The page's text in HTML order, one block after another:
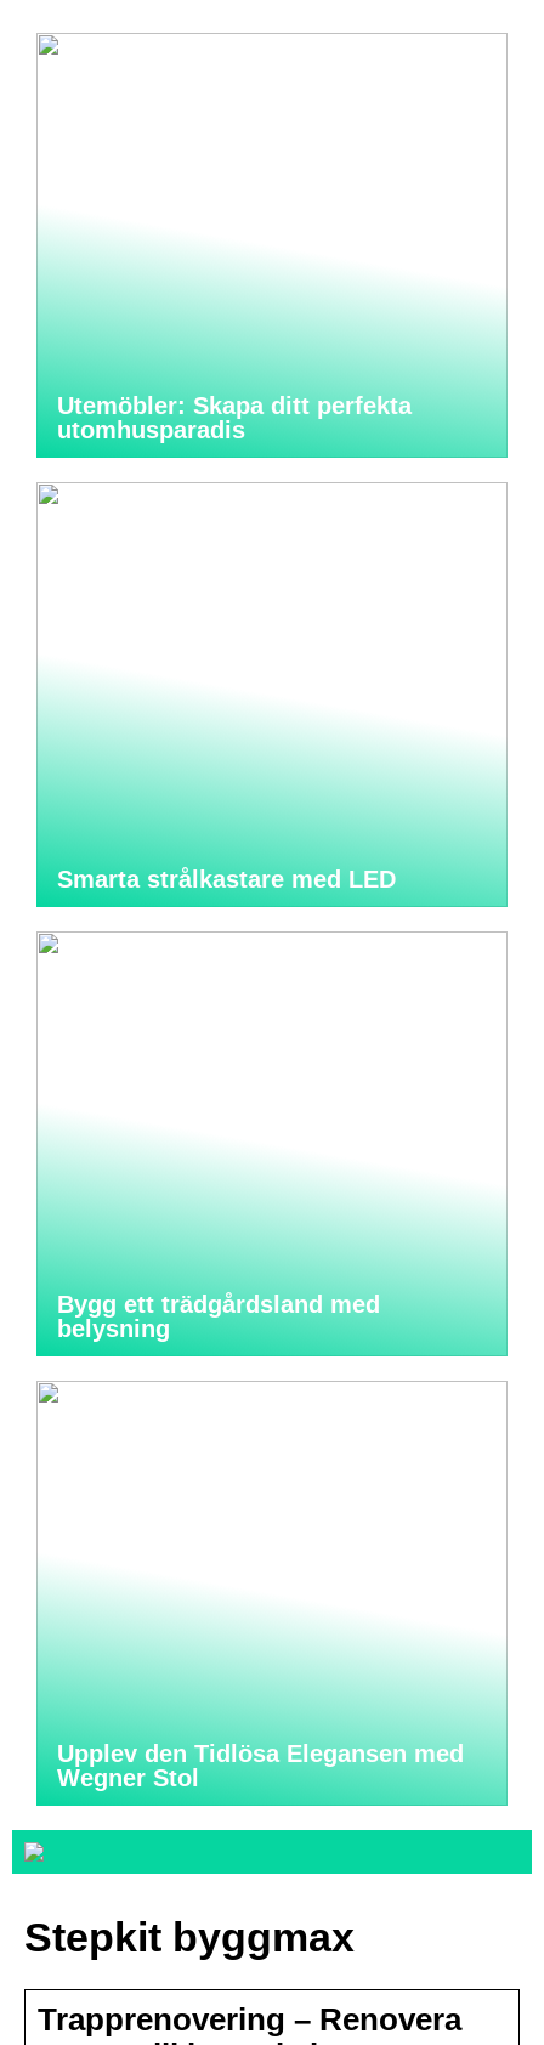
Utemöbler: Skapa ditt perfekta
utomhusparadis
Smarta strålkastare med LED
Bygg ett trädgårdsland med
belysning
Upplev den Tidlösa Elegansen med
Wegner Stol
Stepkit byggmax
Trapprenovering – Renovera